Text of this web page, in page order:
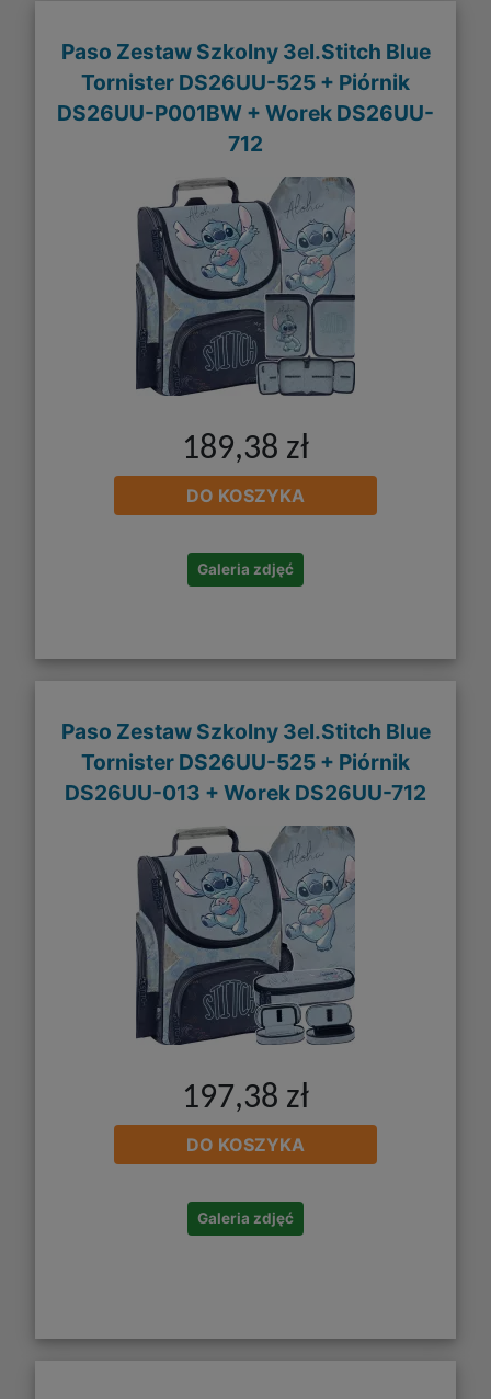
Paso Zestaw Szkolny 3el.Stitch Blue
Tornister DS26UU-525 + Piórnik
DS26UU-P001BW + Worek DS26UU-
712
189,38 zł
DO KOSZYKA
Galeria zdjęć
Paso Zestaw Szkolny 3el.Stitch Blue
Tornister DS26UU-525 + Piórnik
DS26UU-013 + Worek DS26UU-712
197,38 zł
DO KOSZYKA
Galeria zdjęć